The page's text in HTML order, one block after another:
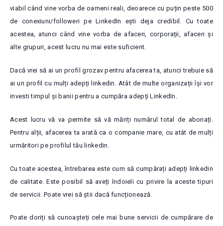
viabil când vine vorba de oameni reali, deoarece cu puțin peste 500
de conexiuni/followeri pe LinkedIn ești deja credibil. Cu toate
acestea, atunci când vine vorba de afaceri, corporații, afaceri și
alte grupuri, acest lucru nu mai este suficient.
Dacă vrei să ai un profil grozav pentru afacerea ta, atunci trebuie să
ai un profil cu mulți adepți linkedin. Atât de multe organizații își vor
investi timpul și banii pentru a cumpăra adepți LinkedIn.
Acest lucru vă va permite să vă măriți numărul total de abonați.
Pentru alții, afacerea ta arată ca o companie mare, cu atât de mulți
urmăritori pe profilul tău linkedin.
Cu toate acestea, întrebarea este cum să cumpărați adepți linkedin
de calitate. Este posibil să aveți îndoieli cu privire la aceste tipuri
de servicii. Poate vrei să știi dacă funcționează.
Poate doriți să cunoașteți cele mai bune servicii de cumpărare de